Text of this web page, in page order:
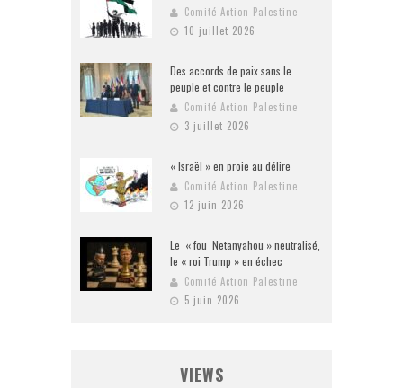
Comité Action Palestine
10 juillet 2026
Des accords de paix sans le
peuple et contre le peuple
Comité Action Palestine
3 juillet 2026
« Israël » en proie au délire
Comité Action Palestine
12 juin 2026
Le « fou Netanyahou » neutralisé,
le « roi Trump » en échec
Comité Action Palestine
5 juin 2026
VIEWS